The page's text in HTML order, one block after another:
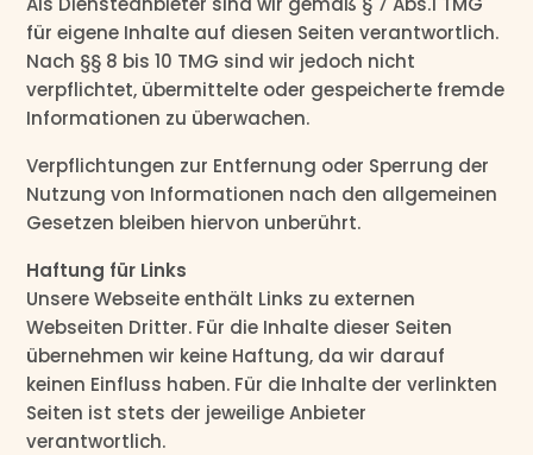
für eigene Inhalte auf diesen Seiten verantwortlich.
Nach §§ 8 bis 10 TMG sind wir jedoch nicht
verpflichtet, übermittelte oder gespeicherte fremde
Informationen zu überwachen.
Verpflichtungen zur Entfernung oder Sperrung der
Nutzung von Informationen nach den allgemeinen
Gesetzen bleiben hiervon unberührt.
Haftung für Links
Unsere Webseite enthält Links zu externen
Webseiten Dritter. Für die Inhalte dieser Seiten
übernehmen wir keine Haftung, da wir darauf
keinen Einfluss haben. Für die Inhalte der verlinkten
Seiten ist stets der jeweilige Anbieter
verantwortlich.